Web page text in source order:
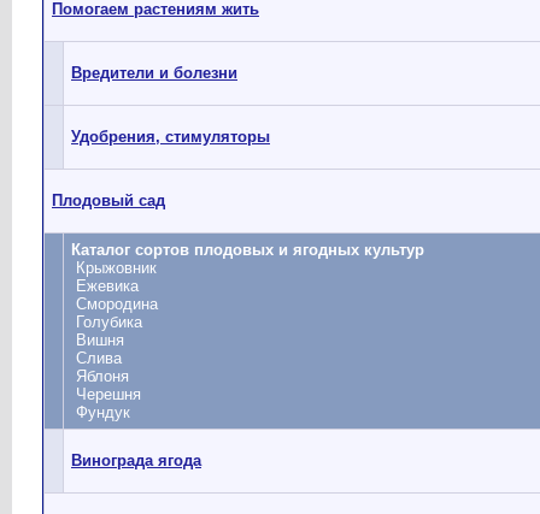
Помогаем растениям жить
Вредители и болезни
Удобрения, стимуляторы
Плодовый сад
Каталог сортов плодовых и ягодных культур
Крыжовник
Ежевика
Смородина
Голубика
Вишня
Слива
Яблоня
Черешня
Фундук
Винограда ягода